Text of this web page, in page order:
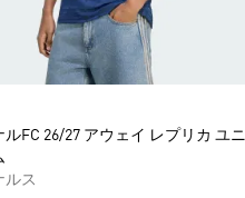
ルFC 26/27 アウェイ レプリカ ユニ
ルス